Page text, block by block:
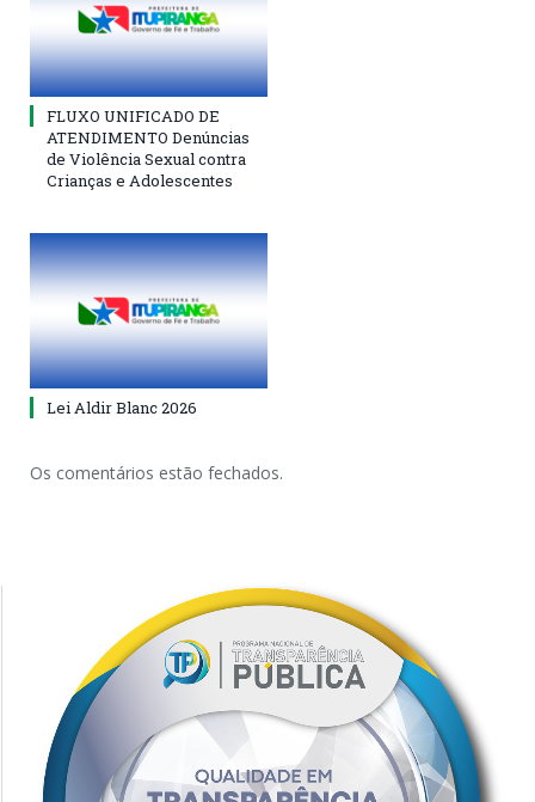
FLUXO UNIFICADO DE
ATENDIMENTO Denúncias
de Violência Sexual contra
Crianças e Adolescentes
Lei Aldir Blanc 2026
Os comentários estão fechados.